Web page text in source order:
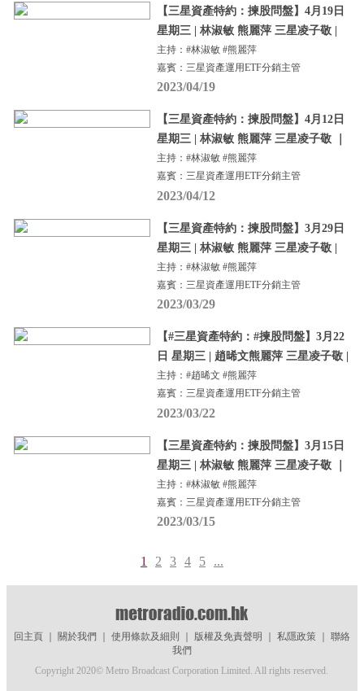
【三星資產特約：揀股問盤】4月19日
星期三 | 林淑敏 熊麗萍 三星凌子敬 |
主持：#林淑敏 #熊麗萍
嘉賓：三星資產運用ETF分銷主管
2023/04/19
【三星資產特約：揀股問盤】4月12日
星期三 | 林淑敏 熊麗萍 三星凌子敬 ｜
主持：#林淑敏 #熊麗萍
嘉賓：三星資產運用ETF分銷主管
2023/04/12
【三星資產特約：揀股問盤】3月29日
星期三 | 林淑敏 熊麗萍 三星凌子敬 |
主持：#林淑敏 #熊麗萍
嘉賓：三星資產運用ETF分銷主管
2023/03/29
【#三星資產特約：#揀股問盤】3月22
日 星期三 | 趙晞文熊麗萍 三星凌子敬 |
主持：#趙晞文 #熊麗萍
嘉賓：三星資產運用ETF分銷主管
2023/03/22
【三星資產特約：揀股問盤】3月15日
星期三 | 林淑敏 熊麗萍 三星凌子敬 ｜
主持：#林淑敏 #熊麗萍
嘉賓：三星資產運用ETF分銷主管
2023/03/15
1 2 3 4 5 ...
回主頁｜ 關於我們 使用條款及細則 版權及免責聲明 私隱政策｜ 聯絡
我們
Copyright 2020© Metro Broadcast Corporation Limited. All rights reserved.